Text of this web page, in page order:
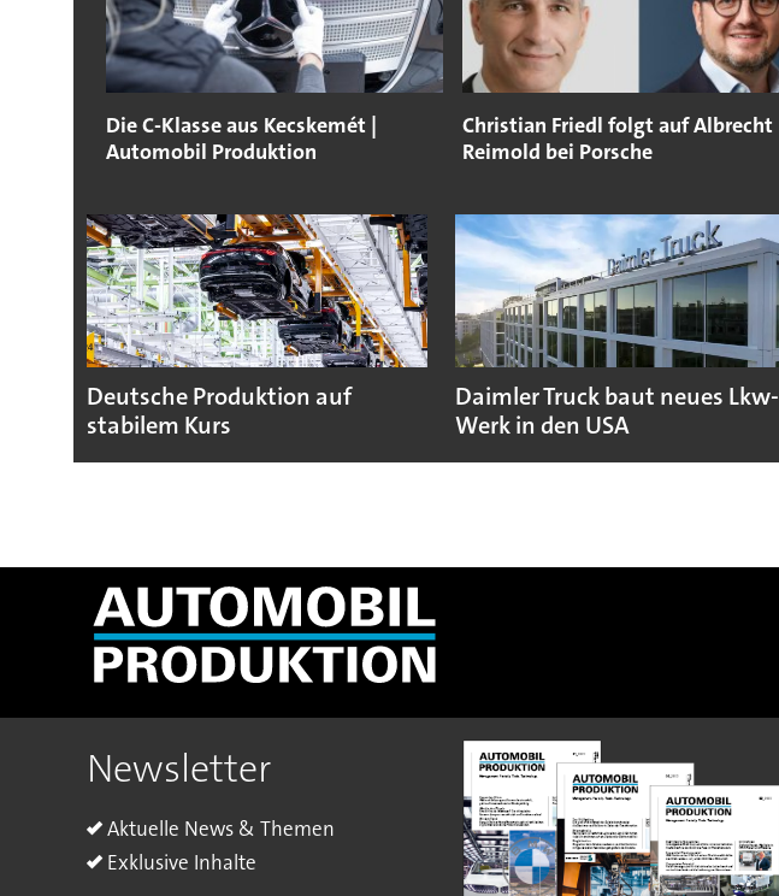
Die C-Klasse aus Kecskemét |
Automobil Produktion
Christian Friedl folgt auf Albrecht
Reimold bei Porsche
Deutsche Produktion auf
stabilem Kurs
Daimler Truck baut neues Lkw-
Werk in den USA
Newsletter
Aktuelle News & Themen
Exklusive Inhalte